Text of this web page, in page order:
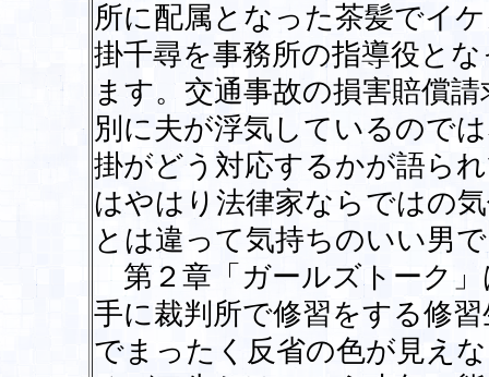
所に配属となった茶髪でイ
掛千尋を事務所の指導役と
ます。交通事故の損害賠償
別に夫が浮気しているので
掛がどう対応するかが語ら
はやはり法律家ならではの
とは違って気持ちのいい男
第２章「ガールズトーク」
手に裁判所で修習をする修
でまったく反省の色が見え